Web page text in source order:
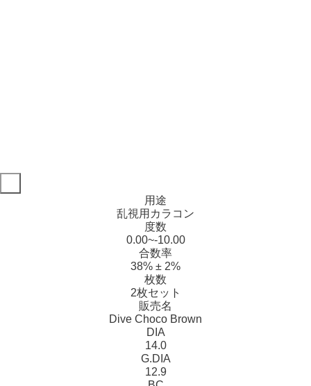
用途
乱視用カラコン
度数
0.00~-10.00
合数率
38% ± 2%
枚数
2枚セット
販売名
Dive Choco Brown
DIA
14.0
G.DIA
12.9